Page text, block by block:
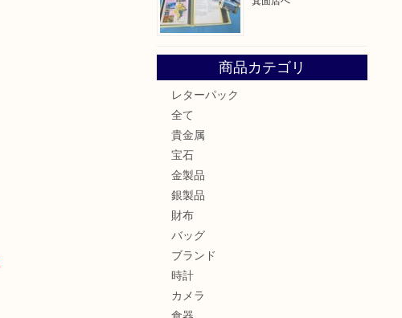
商品カテゴリ
レターパック
全て
貴金属
宝石
金製品
銀製品
財布
バッグ
ブランド
時計
カメラ
食器